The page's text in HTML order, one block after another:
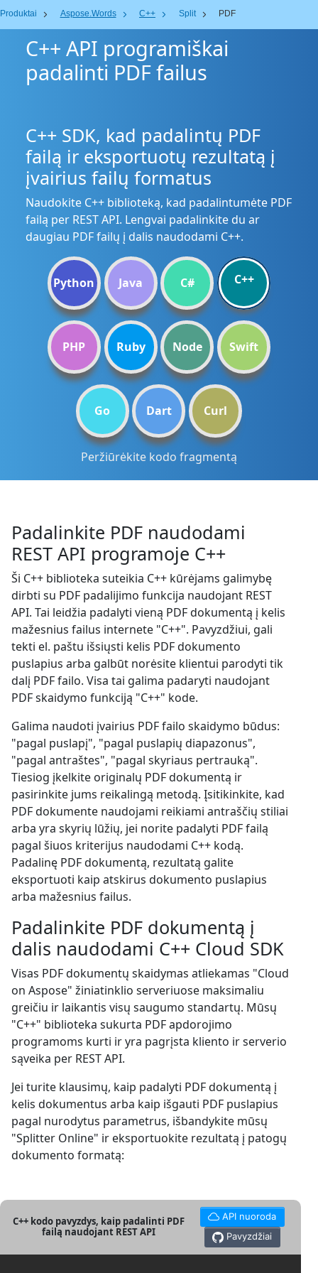
Produktai Aspose.Words C++ Split PDF
C++ API programiškai
padalinti PDF failus
C++ SDK, kad padalintų PDF
failą ir eksportuotų rezultatą į
įvairius failų formatus
Naudokite C++ biblioteką, kad padalintumėte PDF
failą per REST API. Lengvai padalinkite du ar
daugiau PDF failų į dalis naudodami C++.
Python Java C# C++
PHP Ruby Node Swift
Go Dart Curl
Peržiūrėkite kodo fragmentą
Padalinkite PDF naudodami
REST API programoje C++
Ši C++ biblioteka suteikia C++ kūrėjams galimybę
dirbti su PDF padalijimo funkcija naudojant REST
API. Tai leidžia padalyti vieną PDF dokumentą į kelis
mažesnius failus internete "C++". Pavyzdžiui, gali
tekti el. paštu išsiųsti kelis PDF dokumento
puslapius arba galbūt norėsite klientui parodyti tik
dalį PDF failo. Visa tai galima padaryti naudojant
PDF skaidymo funkciją "C++" kode.
Galima naudoti įvairius PDF failo skaidymo būdus:
"pagal puslapį", "pagal puslapių diapazonus",
"pagal antraštes", "pagal skyriaus pertrauką".
Tiesiog įkelkite originalų PDF dokumentą ir
pasirinkite jums reikalingą metodą. Įsitikinkite, kad
PDF dokumente naudojami reikiami antraščių stiliai
arba yra skyrių lūžių, jei norite padalyti PDF failą
pagal šiuos kriterijus naudodami C++ kodą.
Padalinę PDF dokumentą, rezultatą galite
eksportuoti kaip atskirus dokumento puslapius
arba mažesnius failus.
Padalinkite PDF dokumentą į
dalis naudodami C++ Cloud SDK
Visas PDF dokumentų skaidymas atliekamas "Cloud
on Aspose" žiniatinklio serveriuose maksimaliu
greičiu ir laikantis visų saugumo standartų. Mūsų
"C++" biblioteka sukurta PDF apdorojimo
programoms kurti ir yra pagrįsta kliento ir serverio
sąveika per REST API.
Jei turite klausimų, kaip padalyti PDF dokumentą į
kelis dokumentus arba kaip išgauti PDF puslapius
pagal nurodytus parametrus, išbandykite mūsų
"Splitter Online" ir eksportuokite rezultatą į patogų
dokumento formatą:
C++ kodo pavyzdys, kaip padalinti PDF
failą naudojant REST API
API nuoroda
Pavyzdžiai